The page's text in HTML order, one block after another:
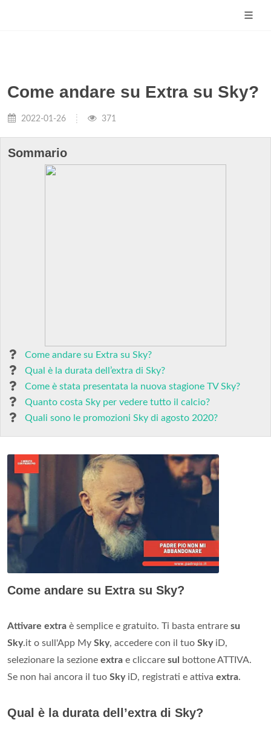
Come andare su Extra su Sky?
2022-01-26 371
Sommario
Come andare su Extra su Sky?
Qual è la durata dell’extra di Sky?
Come è stata presentata la nuova stagione TV Sky?
Quanto costa Sky per vedere tutto il calcio?
Quali sono le promozioni Sky di agosto 2020?
Come andare su Extra su Sky?
Attivare extra è semplice e gratuito. Ti basta entrare su
Sky.it o sull'App My Sky, accedere con il tuo SkyiD,
selezionare la sezione extra e cliccare sul
bottone ATTIVA.
Se non hai ancora il tuo SkyiD, registrati e attiva extra.
Qual è la durata dell’extra di Sky?